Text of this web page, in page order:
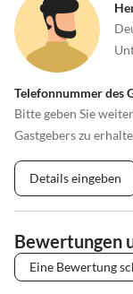
Telefonnummer des
Bitte geben Sie
Gastgebers zu
Details eingeben
Bewertungen
Eine Bewertung